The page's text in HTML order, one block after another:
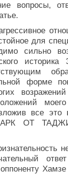
вопросы,
для
сильно
историка
форме
моего
все это
ОТ